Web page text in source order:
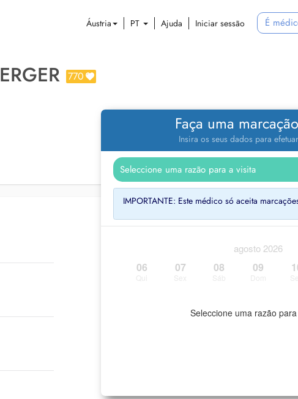
Áustria PT Ajuda Iniciar sessão É
770
Faça uma
Insira os seus dados para
IMPORTANTE: Este médico só aceita
agosto 2026
06 07 08 09
Seleccione uma razão